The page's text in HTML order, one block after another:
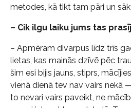
metodes, kā tikt tam pāri un
– Cik ilgu laiku jums tas
– Apmēram divarpus līdz trīs
lietas, kas mainās dzīvē pēc
šim esi bijis jauns, stiprs,
vienā dienā tev nav vairs nekā
to nevari vairs paveikt, ne